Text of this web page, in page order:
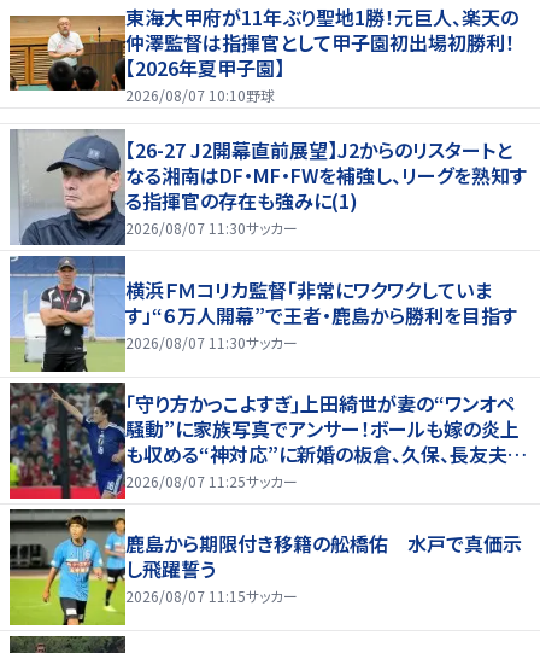
東海大甲府が11年ぶり聖地1勝！元巨人、楽天の
仲澤監督は指揮官として甲子園初出場初勝利！
【2026年夏甲子園】
2026/08/07 10:10野球
【26-27 J2開幕直前展望】J2からのリスタートと
なる湘南はDF・MF・FWを補強し、リーグを熟知す
る指揮官の存在も強みに(1)
2026/08/07 11:30サッカー
横浜ＦＭコリカ監督「非常にワクワクしていま
す」“６万人開幕”で王者・鹿島から勝利を目指す
2026/08/07 11:30サッカー
｢守り方かっこよすぎ｣上田綺世が妻の“ワンオペ
騒動”に家族写真でアンサー！ボールも嫁の炎上
も収める“神対応”に新婚の板倉、久保、長友夫妻
もエール！
2026/08/07 11:25サッカー
鹿島から期限付き移籍の舩橋佑 水戸で真価示
し飛躍誓う
2026/08/07 11:15サッカー